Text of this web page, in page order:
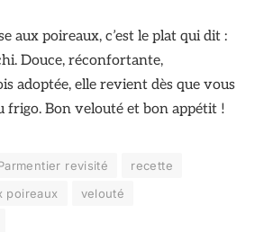
aux poireaux, c’est le plat qui dit :
Douce, réconfortante,
adoptée, elle revient dès que vous
frigo. Bon velouté et bon appétit !
revisité
recette
poireaux
velouté